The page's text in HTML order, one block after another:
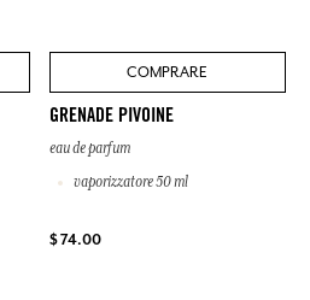
COMPRARE
GRENADE PIVOINE
eau de parfum
vaporizzatore 50 ml
$ 74.00